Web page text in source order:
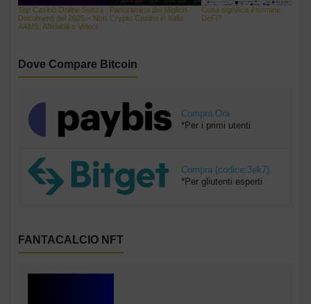
Top Casinò Online Senza
Documenti del 2025 – Non
AAMS, Affidabili e Veloci
Panoramica dei Migliori
Crypto Casino in Italia
Cosa significa il termine
DeFi?
Dove Compare Bitcoin
Compra Ora
*Per i primi utenti
Compra (codice:3ek7)
*Per gliutenti esperti
FANTACALCIO NFT